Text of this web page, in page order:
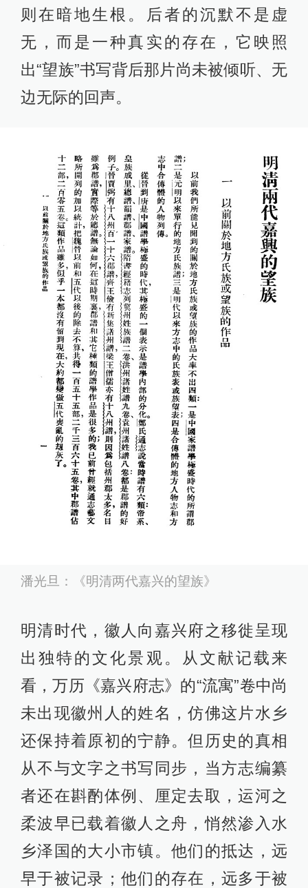
则在暗地生根。后者的沉默不是虚
无，而是一种真实的存在，它映照
出“望族”书写背后那片尚未被倾听、无
边无际的回声。
潘光旦：《明清两代嘉兴的望族》
明清时代，徽人向嘉兴府之移徙呈现
出独特的文化景观。从文献记载来
看，万历《嘉兴府志》的“流寓”卷中尚
未出现徽州人的姓名，仿佛这片水乡
还保持着原初的宁静。但历史的真相
从不与文字之书写同步，当方志编纂
者还在斟酌体例、厘定去取，运河之
柔波早已载着徽人之舟，悄然渗入水
乡泽国的大小市镇。他们的抵达，远
早于被记录；他们的存在，远多于被